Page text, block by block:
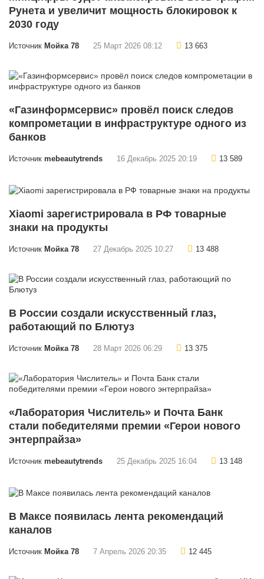
Рунета и увеличит мощность блокировок к
2030 году
Источник Мойка 78 25 Март 2026 08:12 13 663
«Газинформсервис» провёл поиск следов
компрометации в инфраструктуре одного из
банков
Источник mebeautytrends 16 Декабрь 2025 20:19 13 589
Xiaomi зарегистрировала в РФ товарные
знаки на продукты
Источник Мойка 78 27 Декабрь 2025 10:27 13 488
В России создали искусственный глаз,
работающий по Блютуз
Источник Мойка 78 28 Март 2026 06:29 13 375
«Лаборатория Числитель» и Почта Банк
стали победителями премии «Герои нового
энтерпрайза»
Источник mebeautytrends 25 Декабрь 2025 16:04 13 148
В Максе появилась лента рекомендаций
каналов
Источник Мойка 78 7 Апрель 2026 20:35 12 445